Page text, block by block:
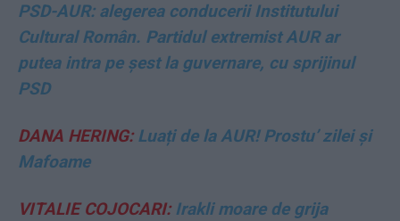
PSD-AUR: alegerea conducerii Institutului
Cultural Român. Partidul extremist AUR ar
putea intra pe șest la guvernare, cu sprijinul
PSD
DANA HERING:Luați de la AUR! Prostu’ zilei și
Mafoame
VITALIE COJOCARI:Irakli moare de grija